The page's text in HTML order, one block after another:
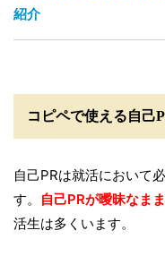
紹介
コピペで使える自己
自己PRは就活において
す。
自己PRが曖昧なま
活生は多くいます。